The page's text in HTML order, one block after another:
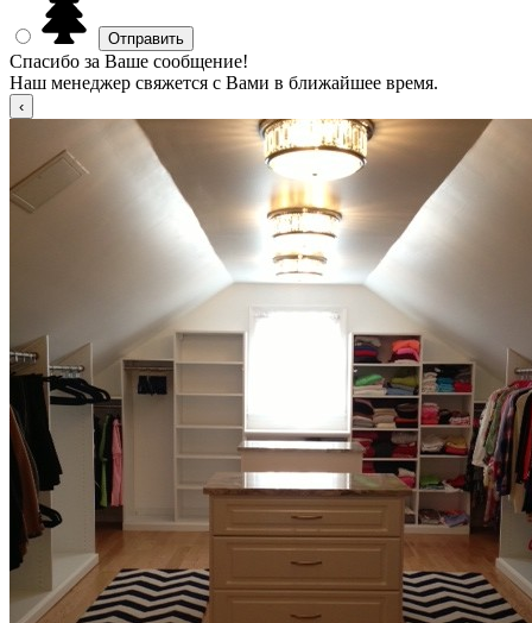
Спасибо за Ваше сообщение!
Наш менеджер свяжется с Вами в ближайшее время.